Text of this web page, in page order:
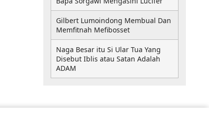
Gilbert Lumoindong Membual Dan
Memfitnah Mefibosset
Naga Besar itu Si Ular Tua Yang
Disebut Iblis atau Satan Adalah
ADAM